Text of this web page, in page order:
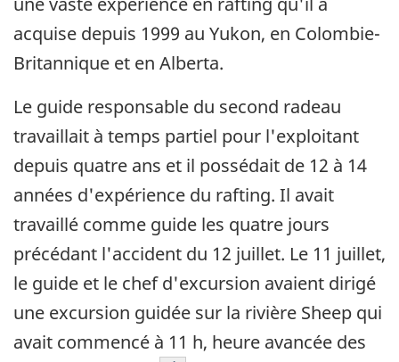
acquise depuis 1999 au Yukon, en Colombie-
Britannique et en Alberta.
Le guide responsable du second radeau
travaillait à temps partiel pour l'exploitant
depuis quatre ans et il possédait de 12 à 14
années d'expérience du rafting. Il avait
travaillé comme guide les quatre jours
précédant l'accident du 12 juillet. Le 11 juillet,
le guide et le chef d'excursion avaient dirigé
une excursion guidée sur la rivière Sheep qui
avait commencé à 11 h, heure avancée des